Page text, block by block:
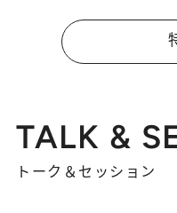
TALK &
トーク＆セッション